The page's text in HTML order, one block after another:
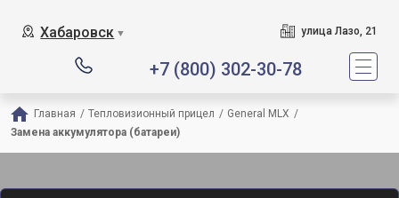
Хабаровск ▼ улица Лазо, 21
+7 (800) 302-30-78
Главная / Тепловизионный прицел / General MLX /
Замена аккумулятора (батареи)